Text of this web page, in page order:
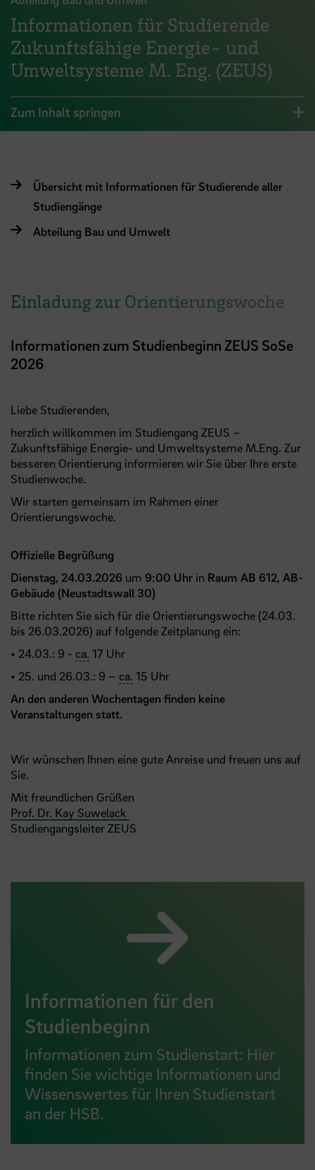
Informationen für Studierende
Zukunftsfähige Energie- und
Umweltsysteme M. Eng. (ZEUS)
Zum Inhalt springen
Übersicht mit Informationen für Studierende aller
Studiengänge
Abteilung Bau und Umwelt
Einladung zur Orientierungswoche
Informationen zum Studienbeginn ZEUS SoSe
2026
Liebe Studierenden,
herzlich willkommen im Studiengang ZEUS –
Zukunftsfähige Energie- und Umweltsysteme M.Eng. Zur
besseren Orientierung informieren wir Sie über Ihre erste
Studienwoche.
Wir starten gemeinsam im Rahmen einer
Orientierungswoche.
Offizielle Begrüßung
Dienstag, 24.03.2026 um 9:00 Uhr in Raum AB 612, AB-
Gebäude (Neustadtswall 30)
Bitte richten Sie sich für die Orientierungswoche (24.03.
bis 26.03.2026) auf folgende Zeitplanung ein:
• 24.03.: 9 - ca. 17 Uhr
• 25. und 26.03.: 9 – ca. 15 Uhr
An den anderen Wochentagen finden keine
Veranstaltungen statt.
Wir wünschen Ihnen eine gute Anreise und freuen uns auf
Sie.
Mit freundlichen Grüßen
Prof. Dr. Kay Suwelack
Studiengangsleiter ZEUS
Informationen für den
Studienbeginn
Informationen zum Studienstart: Hier
finden Sie wichtige Informationen und
Wissenswertes für Ihren Studienstart
an der HSB.